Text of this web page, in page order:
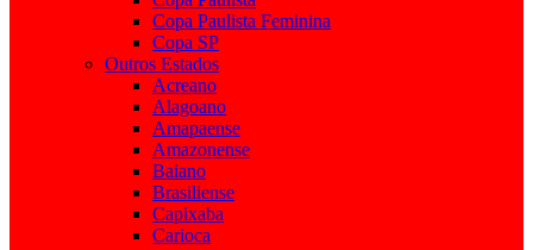
Copa Paulista Feminina
Copa SP
Outros Estados
Acreano
Alagoano
Amapaense
Amazonense
Baiano
Brasiliense
Capixaba
Carioca